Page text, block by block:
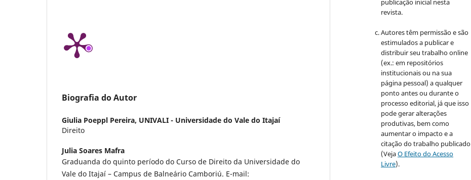
Biografia do Autor
Giulia Poeppl Pereira, UNIVALI - Universidade do Vale do Itajaí
Direito
Julia Soares Mafra
Graduanda do quinto período do Curso de Direito da Universidade do
Vale do Itajaí – Campus de Balneário Camboriú. E-mail:
publicação inicial nesta
revista.
Autores têm permissão e são
estimulados a publicar e
distribuir seu trabalho online
(ex.: em repositórios
institucionais ou na sua
página pessoal) a qualquer
ponto antes ou durante o
processo editorial, já que isso
pode gerar alterações
produtivas, bem como
aumentar o impacto e a
citação do trabalho publicado
(VejaO Efeito do Acesso
Livre).